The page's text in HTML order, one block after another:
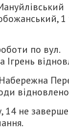
1
по вул.
не